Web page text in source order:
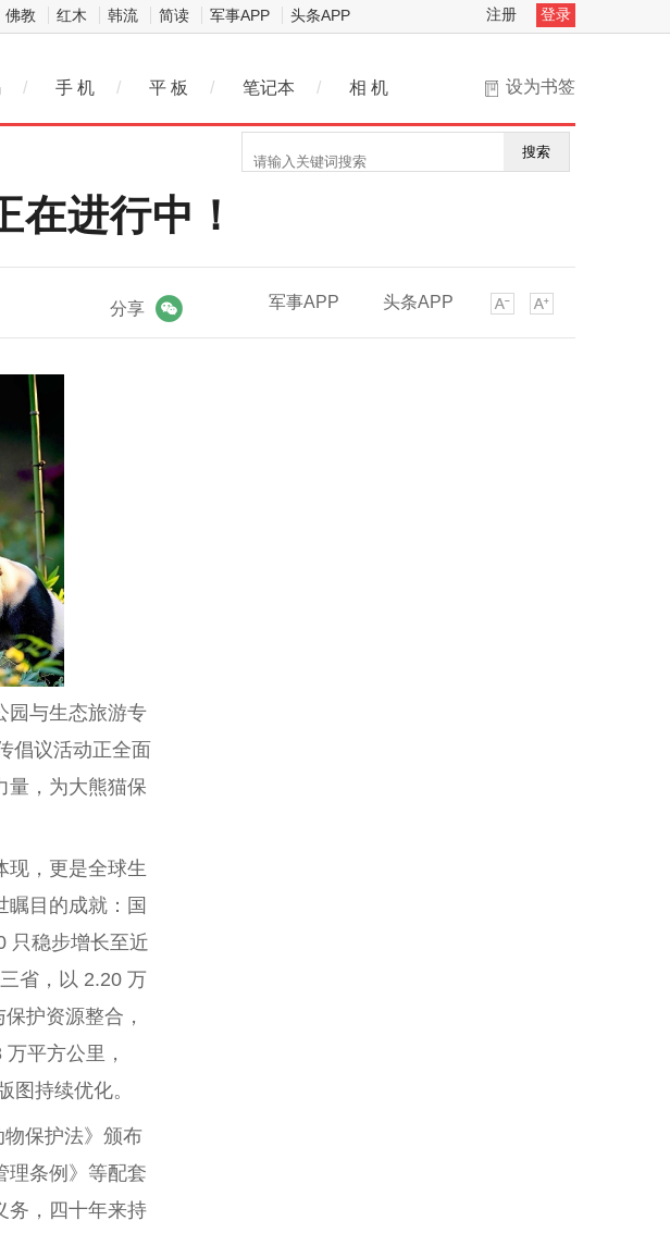
佛教 红木 韩流 简读 军事APP 头条APP 注册 登录
设为书签
/ 手 机 / 平 板 / 笔记本 / 相 机
搜索
进行中！
军事APP 头条APP
分享
园与生态旅游专
倡议活动正全面
量，为大熊猫保
现，更是全球生
瞩目的成就：国
只稳步增长至近
省，以 2.20 万
护资源整合，
平方公里，
持续优化。
保护法》颁布
理条例》等配套
务，四十年来持